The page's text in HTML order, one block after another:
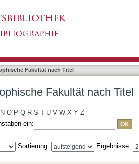
Fakultät nach Titel
Fakultät nach Titel
N O P Q R S T U V W X Y Z
ein:
Sortierung: Ergebnisse: